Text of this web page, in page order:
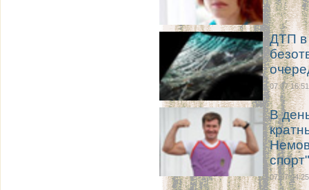
ДТП в
07.07 16:51
В
07.07 04:25